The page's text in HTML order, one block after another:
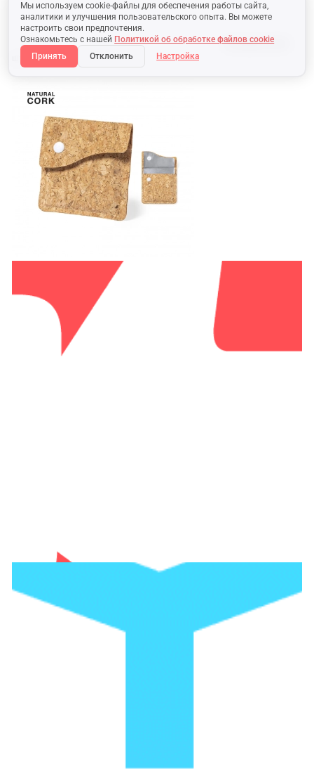
Мы используем cookie-файлы для обеспечения работы сайта,
аналитики и улучшения пользовательского опыта. Вы можете
настроить свои предпочтения.
Ознакомьтесь с нашей Политикой об обработке файлов cookie
Принять
Отклонить Настройка
В наличии:8525